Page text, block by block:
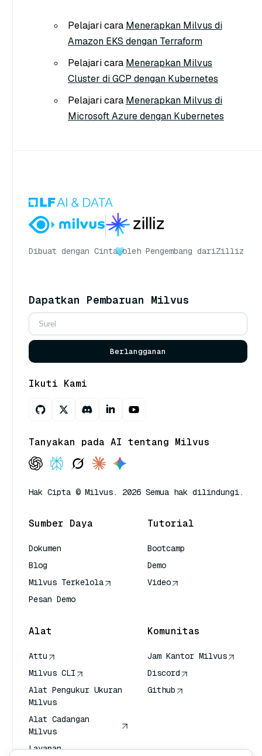
Pelajari cara Menerapkan Milvus di
Amazon EKS dengan Terraform
Pelajari cara Menerapkan Milvus
Cluster di GCP dengan Kubernetes
Pelajari cara Menerapkan Milvus di
Microsoft Azure dengan Kubernetes
Dibuat dengan Cinta oleh Pengembang dariZilliz
Dapatkan Pembaruan Milvus
Berlangganan
Ikuti Kami
Tanyakan pada AI tentang Milvus
Hak Cipta © Milvus. 2026 Semua hak dilindungi.
Sumber Daya
Dokumen
Blog
Milvus Terkelola
Pesan Demo
Tutorial
Bootcamp
Demo
Video
Alat
Attu
Milvus CLI
Alat Pengukur Ukuran
Milvus
Alat Cadangan
Milvus
Layanan
Komunitas
Jam Kantor Milvus
Discord
Github